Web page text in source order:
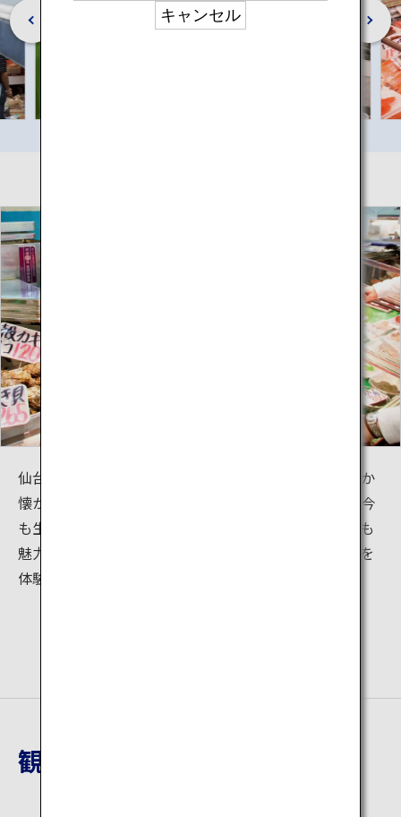
仙台朝市には常に威勢のいい掛け声が響き渡り、どこか
懐かしくレトロな雰囲気とともに、昔ながらの活気が今
も生きています。店舗の方と会話をしながらの買い物も
魅力です。新鮮な食材を味わいながら、仙台の食文化を
体験してみてはいかがですか？
観光地詳細
キャンセル